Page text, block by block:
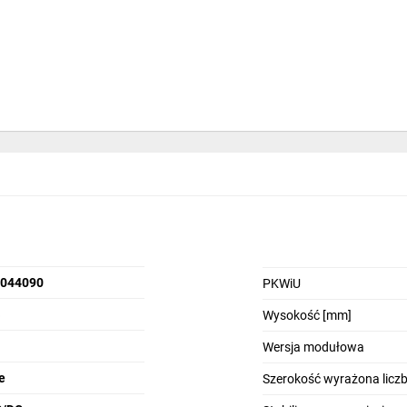
pomaga użytkownikom łatwiej monitorować procesy, szybciej
do 800 bloków funkcyjnych. System można rozbudować
PKWiU
Wysokość [mm]
Wersja modułowa
Szerokość wyrażona